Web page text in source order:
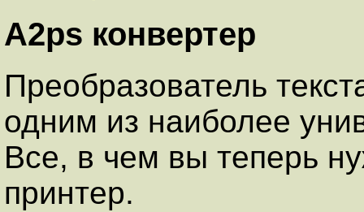
A2ps конвертер
Преобразователь
одним из наиболее
Все, в чем вы теперь
принтер.